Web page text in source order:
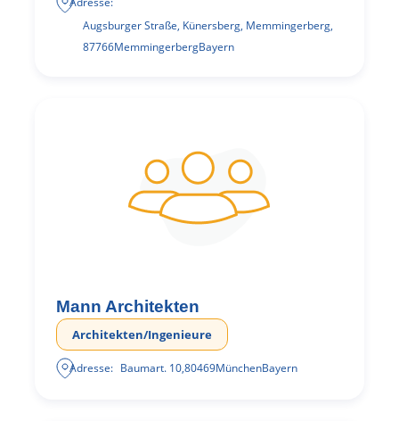
Augsburger Straße, Künersberg, Memmingerberg,
87766MemmingerbergBayern
Mann Architekten
Architekten/Ingenieure
Adresse: Baumart. 10,80469MünchenBayern